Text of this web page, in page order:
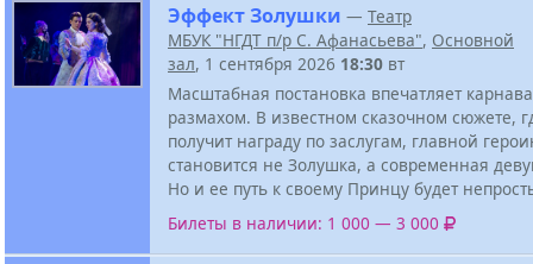
Эффект Золушки — Театр
МБУК "НГДТ п/р С. Афанасьева", Основной
зал, 1 сентября 2026 18:30 вт
Масштабная постановка впечатляет
размахом. В известном сказочном сюжете,
получит награду по заслугам, главной
становится не Золушка, а современная
Но и ее путь к своему Принцу будет
Билеты в наличии: 1 000 — 3 000